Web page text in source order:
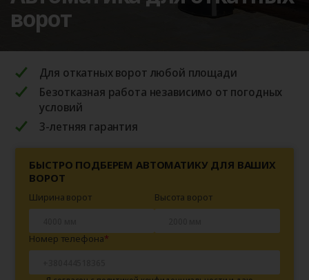
ворот
Для откатных ворот любой площади
Безотказная работа независимо от погодных
условий
3-летняя гарантия
БЫСТРО ПОДБЕРЕМ АВТОМАТИКУ ДЛЯ ВАШИХ
ВОРОТ
Ширина ворот Высота ворот
Номер телефона